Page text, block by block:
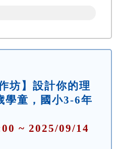
坊】設計你的理
學童，國小3-6年
~ 2025/09/14